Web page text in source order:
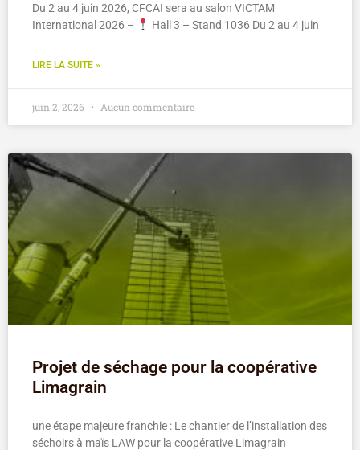
Du 2 au 4 juin 2026, CFCAI sera au salon VICTAM
International 2026 –
Hall 3 – Stand 1036 Du 2 au 4 juin
LIRE LA SUITE »
juin 2, 2026 Aucun commentaire
Projet de séchage pour la coopérative
Limagrain
une étape majeure franchie : Le chantier de l’installation des
séchoirs à maïs LAW pour la coopérative Limagrain